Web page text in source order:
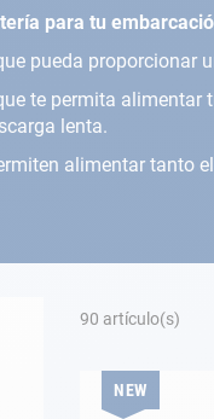
para tu
pueda proporcionar
te permita alimentar
lenta.
alimentar tanto
90 artículo(s)
NEW